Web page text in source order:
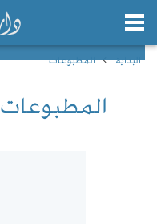
البداية المطبوعات
المطبوعات